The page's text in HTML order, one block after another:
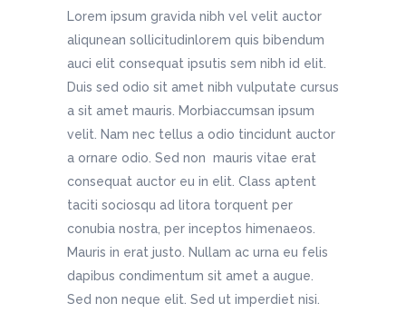
Lorem ipsum gravida nibh vel velit auctor
aliqunean sollicitudinlorem quis bibendum
auci elit consequat ipsutis sem nibh id elit.
Duis sed odio sit amet nibh vulputate cursus
a sit amet mauris. Morbiaccumsan ipsum
velit. Nam nec tellus a odio tincidunt auctor
a ornare odio. Sed non mauris vitae erat
consequat auctor eu in elit. Class aptent
taciti sociosqu ad litora torquent per
conubia nostra, per inceptos himenaeos.
Mauris in erat justo. Nullam ac urna eu felis
dapibus condimentum sit amet a augue.
Sed non neque elit. Sed ut imperdiet nisi.